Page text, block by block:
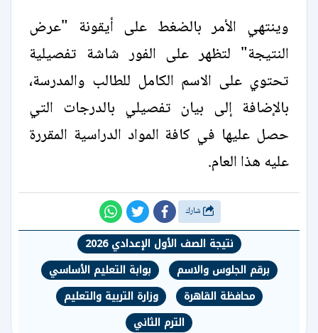
وينتهي الأمر بالضغط على أيقونة "عرض
النتيجة" لتظهر على الفور شاشة تفصيلية
تحتوي على الاسم الكامل للطالب والمدرسة،
بالإضافة إلى بيان تفصيلي بالدرجات التي
حصل عليها في كافة المواد الدراسية المقررة
عليه هذا العام.
نتيجة الصف الأول الإعدادي 2026
برقم الجلوس والاسم
بوابة التعليم الأساسي
محافظة القاهرة
وزارة التربية والتعليم
الترم الثاني